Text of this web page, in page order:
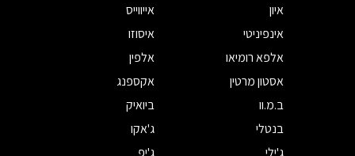
איון
אייווייס
אינפיניטי
איסוזו
אלפא רומיאו
אלפין
אסטון מרטין
אקספנג
ב.מ.וו
ביואיק
בנטלי
ג'אקו
ג'ילי
ג'יפ